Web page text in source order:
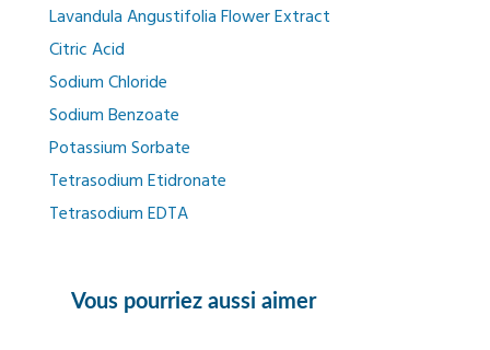
Lavandula Angustifolia Flower Extract
Citric Acid
Sodium Chloride
Sodium Benzoate
Potassium Sorbate
Tetrasodium Etidronate
Tetrasodium EDTA
Vous pourriez aussi aimer